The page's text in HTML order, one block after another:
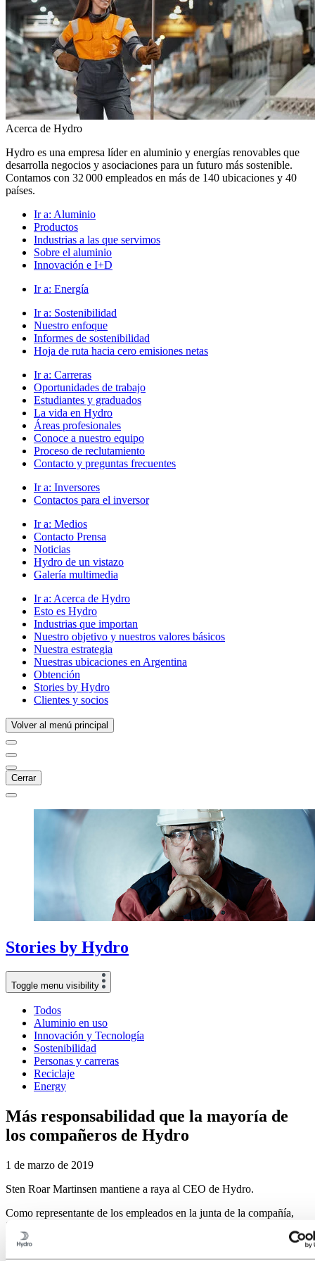
Acerca de Hydro
Hydro es una empresa líder en aluminio y energías renovables que
desarrolla negocios y asociaciones para un futuro más sostenible.
Contamos con 32 000 empleados en más de 140 ubicaciones y 40
países.
Ir a: Aluminio
Productos
Industrias a las que servimos
Sobre el aluminio
Innovación e I+D
Ir a: Energía
Ir a: Sostenibilidad
Nuestro enfoque
Informes de sostenibilidad
Hoja de ruta hacia cero emisiones netas
Ir a: Carreras
Oportunidades de trabajo
Estudiantes y graduados
La vida en Hydro
Áreas profesionales
Conoce a nuestro equipo
Proceso de reclutamiento
Contacto y preguntas frecuentes
Ir a: Inversores
Contactos para el inversor
Ir a: Medios
Contacto Prensa
Noticias
Hydro de un vistazo
Galería multimedia
Ir a: Acerca de Hydro
Esto es Hydro
Industrias que importan
Nuestro objetivo y nuestros valores básicos
Nuestra estrategia
Nuestras ubicaciones en Argentina
Obtención
Stories by Hydro
Clientes y socios
Volver al menú principal
Cerrar
Stories by Hydro
Toggle menu visibility
Todos
Aluminio en uso
Innovación y Tecnología
Sostenibilidad
Personas y carreras
Reciclaje
Energy
Más responsabilidad que la mayoría de
los compañeros de Hydro
1 de marzo de 2019
Sten Roar Martinsen mantiene a raya al CEO de Hydro.
Como representante de los empleados en la junta de la compañía,
Sten Roar tiene una responsabilidad mucho mayor que muchos de
sus compañeros a la hora de garantizar que Hydro avance en la
dirección adecuada. Y con 35 000 compañeros repartidos por